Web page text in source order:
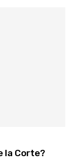
la Corte?